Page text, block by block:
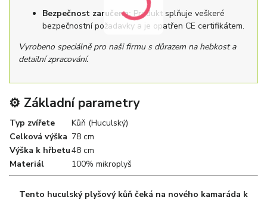
Bezpečnost zaručena:Produkt splňuje veškeré
bezpečnostní požadavky a je opatřen CE certifikátem.
Vyrobeno speciálně pro naši firmu s důrazem na hebkost a
detailní zpracování.
⚙️ Základní parametry
Typ zvířete
Kůň (Huculský)
Celková výška 78 cm
Výška k hřbetu48 cm
Materiál
100% mikroplyš
Tento huculský plyšový kůň čeká na nového kamaráda k